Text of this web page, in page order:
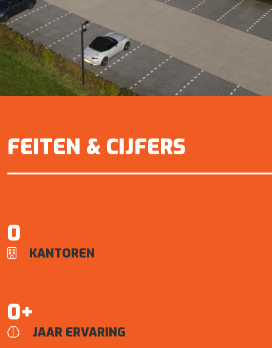
FEITEN & CIJFERS
0
 KANTOREN
0+
 JAAR ERVARING